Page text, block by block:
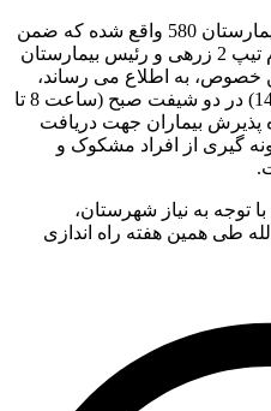
رضا پورآیین افزود: این مرکز در بیمارستان 580 واقع شده که ضمن
تشکر از زحمات فرماندهی محترم تیپ 2 زرهی و رئیس بیمارستان
به اطلاع می رساند،
این مرکز از فردا (31 فروردین 1400) در دو شیفت صبح (ساعت 8 تا
تا 21) آماده پذیرش بیماران جهت دریافت
از افراد مشکوک و
به نیاز شهرستان،
انشالله طی همین هفته راه اندازی